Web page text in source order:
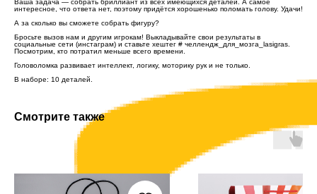
Ваша задача — собрать бриллиант из всех имеющихся деталей. А самое
интересное, что ответа нет, поэтому придётся хорошенько поломать голову. Удачи!
А за сколько вы сможете собрать фигуру?
Бросьте вызов нам и другим игрокам! Выкладывайте свои результаты в
социальные сети (инстаграм) и ставьте хештег # челлендж_для_мозга_lasigras.
Посмотрим, кто потратил меньше всего времени.
Головоломка развивает интеллект, логику, моторику рук и не только.
В наборе: 10 деталей.
Смотрите также